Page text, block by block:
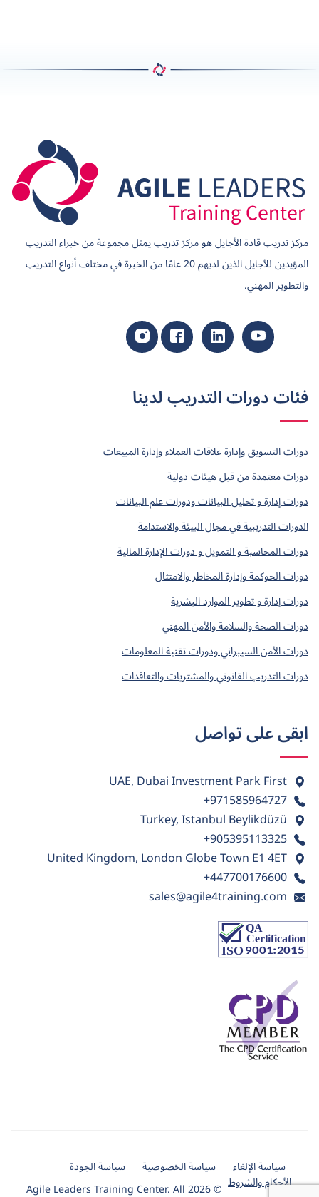
مركز تدريب قادة الأجايل هو مركز تدريب يمثل مجموعة من خبراء التدريب
المؤيدين للأجايل الذين لديهم 20 عامًا من الخبرة في مختلف أنواع التدريب
والتطوير المهني.
فئات دورات التدريب لدينا
دورات التسويق وإدارة علاقات العملاء وإدارة المبيعات
دورات معتمدة من قبل هيئات دولية
دورات إدارة و تحليل البيانات ودورات علم البيانات
الدورات التدريبية في مجال البيئة والاستدامة
دورات المحاسبة و التمويل و دورات الإدارة المالية
دورات الحوكمة وإدارة المخاطر والامتثال
دورات إدارة و تطوير الموارد البشرية
دورات الصحة والسلامة والأمن المهني
دورات الأمن السيبراني ودورات تقنية المعلومات
دورات التدريب القانوني والمشتريات والتعاقدات
ابقى على تواصل
UAE, Dubai Investment Park First
+971585964727
Turkey, Istanbul Beylikdüzü
+905395113325
United Kingdom, London Globe Town E1 4ET
+447700176600
sales@agile4training.com
سياسة الإلغاء سياسة الخصوصية سياسة الجودة
الأحكام والشروط © 2026 Agile Leaders Training Center. All